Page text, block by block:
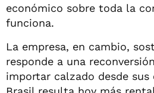
económico sobre toda la
funciona.
La empresa, en cambio,
responde a una
importar calzado desde